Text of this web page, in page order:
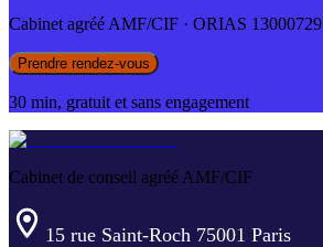
Cabinet agréé AMF/CIF · ORIAS 13000729
Prendre rendez-vous
30 min, gratuit et sans engagement
Cabinet de conseil agréé AMF/CIF
15 rue Saint-Roch 75001 Paris